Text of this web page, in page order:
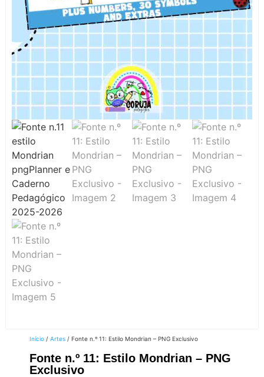
Início / Artes / Fonte n.º 11: Estilo Mondrian – PNG Exclusivo
Fonte n.º 11: Estilo Mondrian – PNG
Exclusivo